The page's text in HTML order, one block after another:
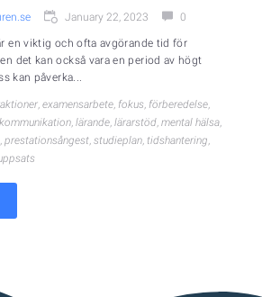
January 22, 2023 0
en viktig och ofta avgörande tid för
det kan också vara en period av högt
kan påverka...
, examensarbete, fokus, förberedelse,
kommunikation, lärande, lärarstöd, mental hälsa,
, prestationsångest, studieplan, tidshantering,